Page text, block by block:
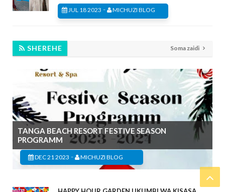
JUL 18 2023 - MICHUZI BLOG
SHEREHE Soma zaidi
TANGA BEACH RESORT FESTIVE SEASON
PROGRAMM
DEC 21 2023 - MICHUZI BLOG